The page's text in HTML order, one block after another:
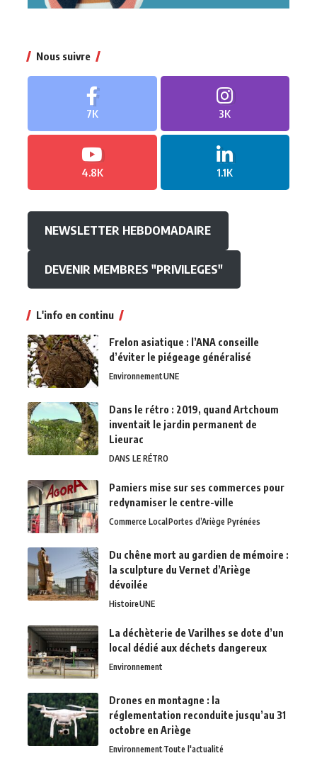
Nous suivre
7K 3K
4.8K 1.1K
NEWSLETTER HEBDOMADAIRE
DEVENIR MEMBRES "PRIVILEGES"
L'info en continu
Frelon asiatique : l’ANA conseille
d’éviter le piégeage généralisé
EnvironnementUNE
Dans le rétro : 2019, quand Artchoum
inventait le jardin permanent de
Lieurac
DANS LE RÉTRO
Pamiers mise sur ses commerces pour
redynamiser le centre-ville
Commerce LocalPortes d’Ariège Pyrénées
Du chêne mort au gardien de mémoire :
la sculpture du Vernet d’Ariège
dévoilée
HistoireUNE
La déchèterie de Varilhes se dote d’un
local dédié aux déchets dangereux
Environnement
Drones en montagne : la
réglementation reconduite jusqu’au 31
octobre en Ariège
EnvironnementToute l'actualité